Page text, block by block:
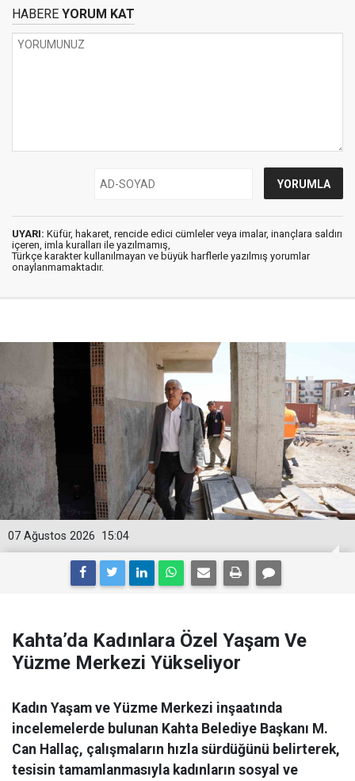
HABERE YORUM KAT
UYARI: Küfür, hakaret, rencide edici cümleler veya imalar, inançlara saldırı
içeren, imla kuralları ile yazılmamış,
Türkçe karakter kullanılmayan ve büyük harflerle yazılmış yorumlar
onaylanmamaktadır.
15:04
07 Ağustos 2026
Kahta’da Kadınlara Özel Yaşam Ve
Yüzme Merkezi Yükseliyor
Kadın Yaşam ve Yüzme Merkezi inşaatında
incelemelerde bulunan Kahta Belediye Başkanı M.
Can Hallaç, çalışmaların hızla sürdüğünü belirterek,
tesisin tamamlanmasıyla kadınların sosyal ve